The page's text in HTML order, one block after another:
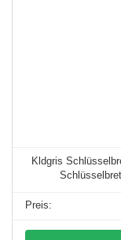
Kldgris